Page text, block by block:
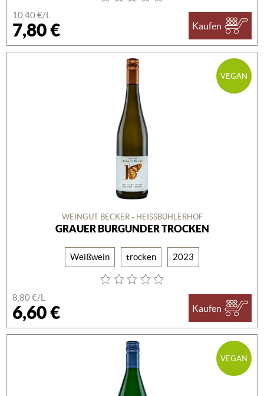
10,40 €/L
7,80 € Kaufen
VEGAN
WEINGUT BECKER - HEISSBÜHLERHOF
GRAUER BURGUNDER TROCKEN
Weißwein trocken 2023
8,80 €/L
6,60 € Kaufen
VEGAN